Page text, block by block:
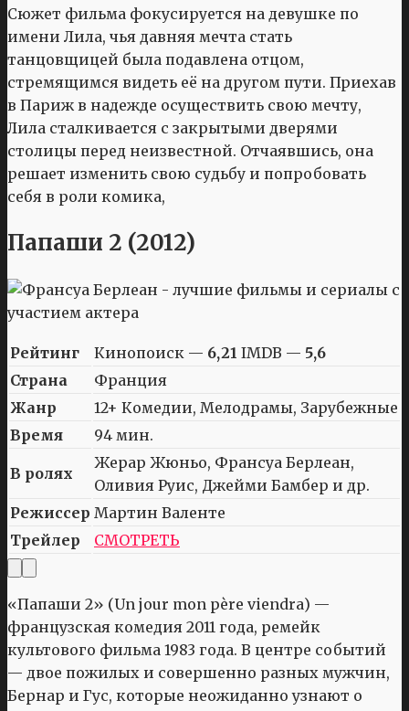
Сюжет фильма фокусируется на девушке по
имени Лила, чья давняя мечта стать
танцовщицей была подавлена отцом,
стремящимся видеть её на другом пути. Приехав
в Париж в надежде осуществить свою мечту,
Лила сталкивается с закрытыми дверями
столицы перед неизвестной. Отчаявшись, она
решает изменить свою судьбу и попробовать
себя в роли комика,
Папаши 2 (2012)
Рейтинг Кинопоиск — 6,21 IMDB — 5,6
Страна
Франция
Жанр
12+ Комедии, Мелодрамы, Зарубежные
Время
94 мин.
В ролях
Жерар Жюньо, Франсуа Берлеан,
Оливия Руис, Джейми Бамбер и др.
Режиссер Мартин Валенте
Трейлер
СМОТРЕТЬ
«Папаши 2» (Un jour mon père viendra) —
французская комедия 2011 года, ремейк
культового фильма 1983 года. В центре событий
— двое пожилых и совершенно разных мужчин,
Бернар и Гус, которые неожиданно узнают о